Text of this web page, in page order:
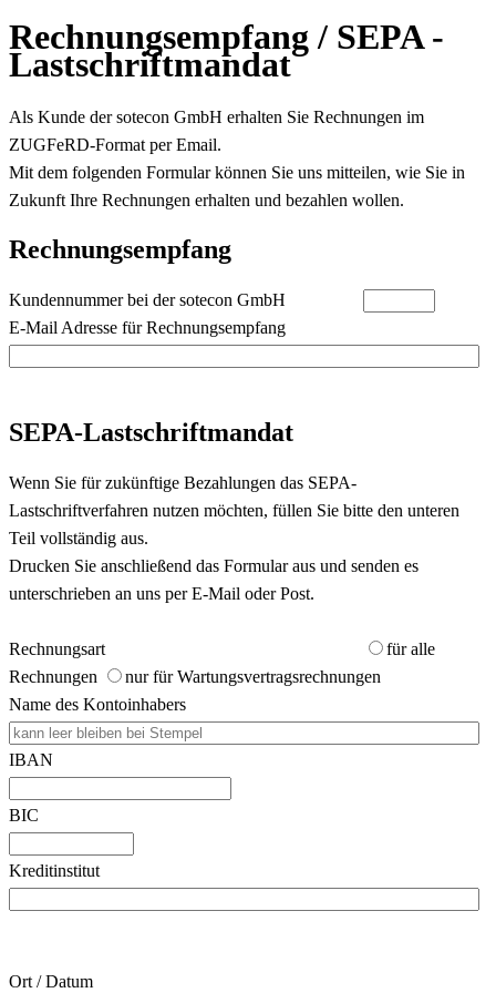
Rechnungsempfang / SEPA -
Lastschriftmandat
Als Kunde dersotecon GmbH erhalten Sie Rechnungen im
ZUGFeRD-Format per Email.
Mit dem folgenden Formular können Sie uns mitteilen, wie Sie in
Zukunft Ihre Rechnungen erhalten und bezahlen wollen.
Rechnungsempfang
Kundennummer bei dersotecon GmbH
E-Mail Adresse für Rechnungsempfang
SEPA-Lastschriftmandat
Wenn Sie für zukünftige Bezahlungen das SEPA-
Lastschriftverfahren nutzen möchten, füllen Sie bitte den unteren
Teil vollständig aus.
Drucken Sie anschließend das Formular aus und senden es
unterschrieben an uns per E-Mail oder Post.
Rechnungsart
für alle
Rechnungen
nur für Wartungsvertragsrechnungen
Name des Kontoinhabers
IBAN
BIC
Kreditinstitut
Ort / Datum